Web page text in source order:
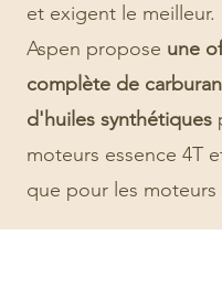
et exigent le meilleur.
Aspen propose une
complète de
d'huiles synthétiques
moteurs essence 4T
que pour les moteurs